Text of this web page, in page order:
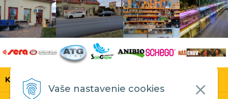
Vaše nastavenie cookies
KONTAKT